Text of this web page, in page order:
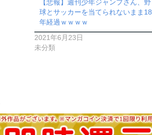
【悲報】週刊少年ジャンプさん、野
球とサッカーを当てられないまま18
年経過ｗｗｗｗ
2021年6月23日
未分類